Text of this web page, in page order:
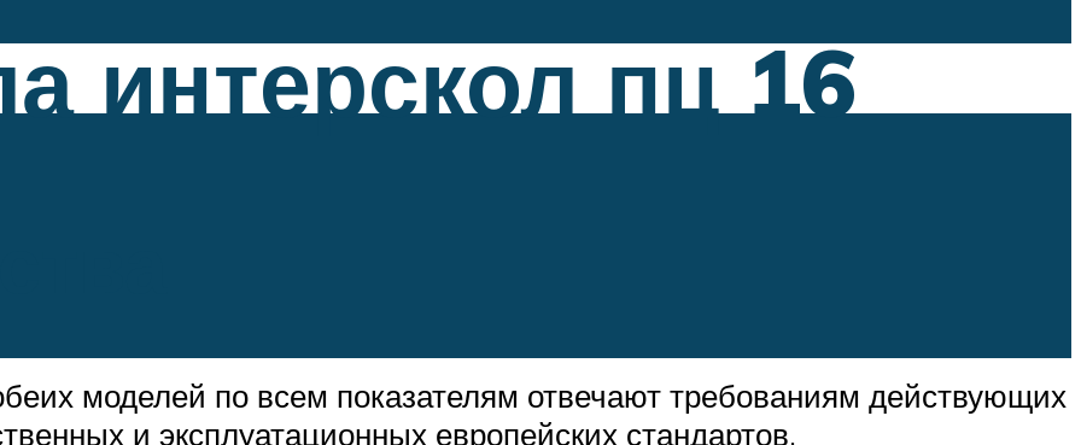
интерскол пц 16
моделей по всем показателям отвечают требованиям действующих
и эксплуатационных европейских стандартов.